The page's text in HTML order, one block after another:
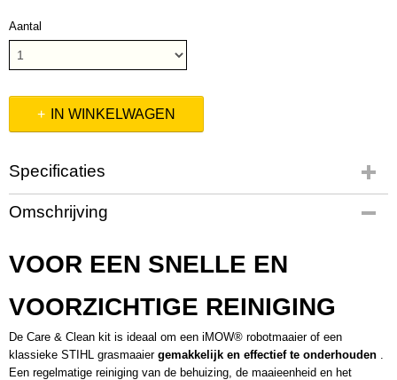
Aantal
IN WINKELWAGEN
Specificaties
Productcode leverancier
0782 516 8600
Omschrijving
VOOR EEN SNELLE EN
VOORZICHTIGE REINIGING
De Care & Clean kit is ideaal om een iMOW® robotmaaier of een
klassieke STIHL grasmaaier gemakkelijk en effectief te onderhouden .
Een regelmatige reiniging van de behuizing, de maaieenheid en het